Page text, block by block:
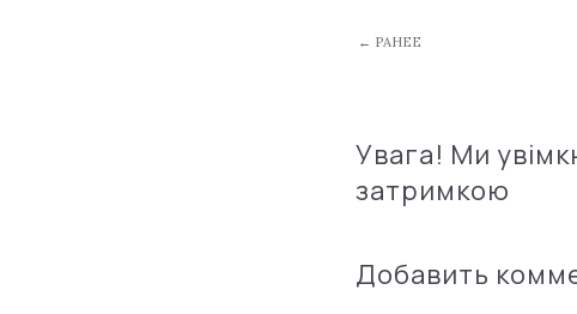
← РАНЕЕ
Увага! Ми
затримкою
Добавить